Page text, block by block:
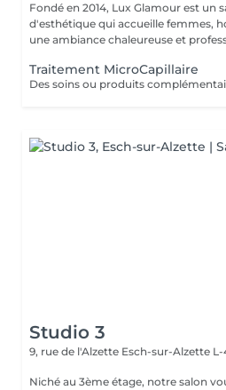
Fondé en 2014, Lux Glamour est un
d'esthétique qui accueille femmes,
une ambiance chaleureuse et
Traitement MicroCapillaire
Studio 3
9, rue de l'Alzette Esch-sur-Alzette L-
Niché au 3ème étage, notre salon